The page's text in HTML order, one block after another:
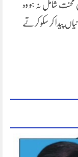
شامل نہ ہو وہ
پیدا کر سکو کرتے